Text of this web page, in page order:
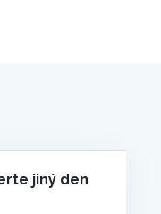
jiný den